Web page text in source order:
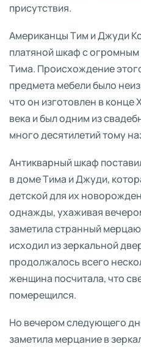
присутствия.
Американцы Тим и Джуди
платяной шкаф с
Тима. Происхождение
предмета мебели было
что он изготовлен в конце
века и был одним из
много десятилетий тому
Антикварный шкаф
в доме Тима и Джуди,
детской для их
однажды, ухаживая
заметила странный
исходил из зеркальной
продолжалось всего
женщина посчитала, что
померещился.
Но вечером следующего
заметила мерцание в